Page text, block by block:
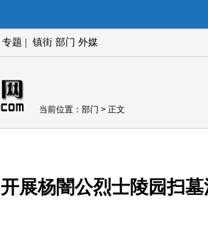
专题 镇街 部门 外媒
当前位置： 部门 > 正文
展杨闇公烈士陵园扫